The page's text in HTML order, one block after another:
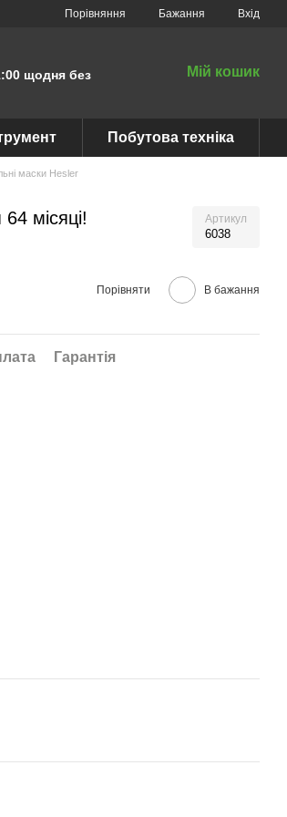
Порівняння Бажання Вхід
щодня без
Мій кошик
Побутова техніка
маски Hesler
місяці! Артикул
6038
Порівняти В бажання
Гарантія